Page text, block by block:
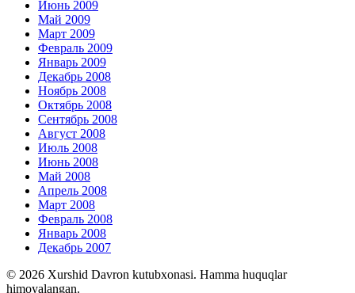
Июнь 2009
Май 2009
Март 2009
Февраль 2009
Январь 2009
Декабрь 2008
Ноябрь 2008
Октябрь 2008
Сентябрь 2008
Август 2008
Июль 2008
Июнь 2008
Май 2008
Апрель 2008
Март 2008
Февраль 2008
Январь 2008
Декабрь 2007
© 2026 Xurshid Davron kutubxonasi. Hamma huquqlar
himoyalangan.